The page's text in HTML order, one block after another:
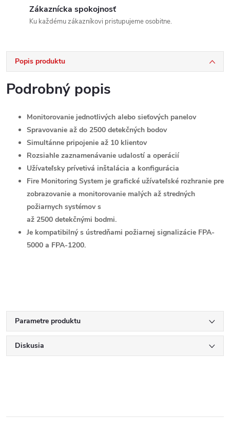
Zákaznícka spokojnosť
Ku každému zákazníkovi pristupujeme osobitne.
Popis produktu
Podrobný popis
Monitorovanie jednotlivých alebo sieťových panelov
Spravovanie až do 2500 detekčných bodov
Simultánne pripojenie až 10 klientov
Rozsiahle zaznamenávanie udalostí a operácií
Užívateľsky prívetivá inštalácia a konfigurácia
Fire Monitoring System je grafické užívateľské rozhranie pre
zobrazovanie a monitorovanie malých až stredných
požiarnych systémov s
až 2500 detekčnými bodmi.
Je kompatibilný s ústredňami požiarnej signalizácie FPA-
5000 a FPA-1200.
Parametre produktu
Diskusia